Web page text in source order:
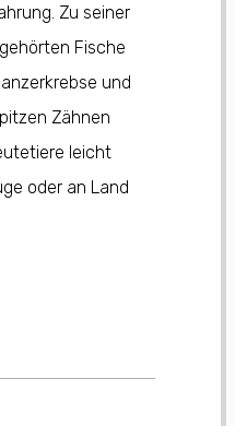
Zu seiner
Fische
und
Zähnen
leicht
oder an Land